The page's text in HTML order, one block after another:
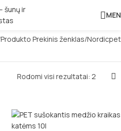
Produkto Prekinis ženklas Nordicpet
Rodomi visi rezultatai: 2